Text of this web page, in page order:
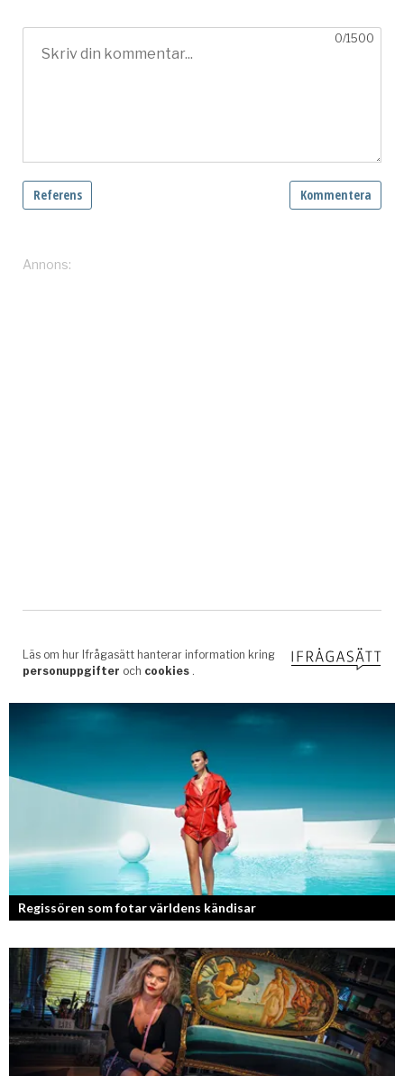
Regissören som fotar världens kändisar
Fotografen och regissören Peter Svenson har en lång meritlista och är
ett sant bevis på att om man tror på sig själv och...